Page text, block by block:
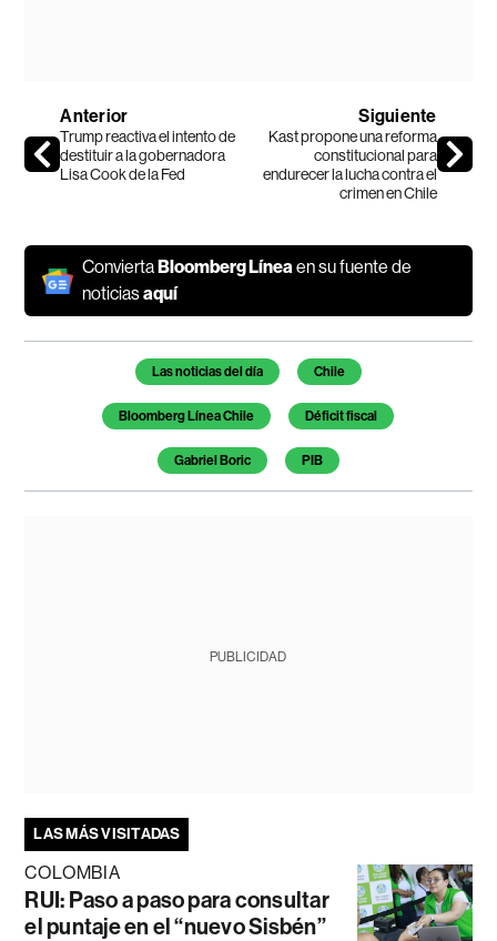
Anterior
Trump reactiva el intento de
destituir a la gobernadora
Lisa Cook de la Fed
Siguiente
Kast propone una reforma
constitucional para
endurecer la lucha contra el
crimen en Chile
Convierta Bloomberg Líneaen su fuente de
noticiasaquí
Temas de este artículo
Las noticias del día Chile
Bloomberg Línea Chile Déficit fiscal
Gabriel Boric PIB
PUBLICIDAD
LAS MÁS VISITADAS
COLOMBIA
RUI: Paso a paso para consultar
el puntaje en el “nuevo Sisbén”